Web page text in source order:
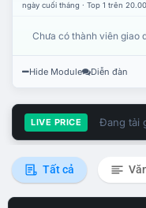
ngày cuối tháng · Top 1 trên
Chưa có thành viên giao
Hide Module Diễn đàn
LIVE PRICE Đang tải
Tất cả